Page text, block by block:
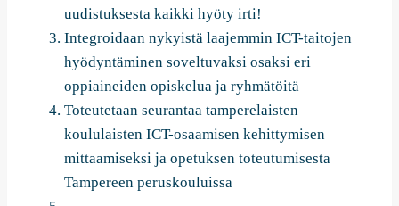
uudistuksesta kaikki hyöty irti!
Integroidaan nykyistä laajemmin ICT-taitojen
hyödyntäminen soveltuvaksi osaksi eri
oppiaineiden opiskelua ja ryhmätöitä
Toteutetaan seurantaa tamperelaisten
koululaisten ICT-osaamisen kehittymisen
mittaamiseksi ja opetuksen toteutumisesta
Tampereen peruskouluissa